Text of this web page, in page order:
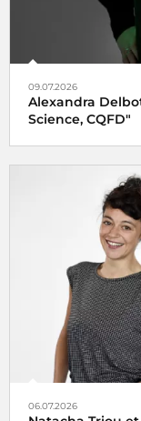
09.07.2026
Alexandra
Science, CQFD"
06.07.2026